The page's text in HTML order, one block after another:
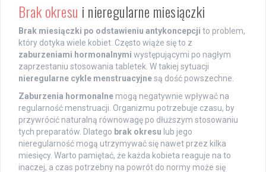
Brak okresu i nieregularne miesiączki
Brak miesiączki po odstawieniu antykoncepcji to problem,
który dotyka wiele kobiet. Często wiąże się to z
zaburzeniami hormonalnymi występującymi po nagłym
zaprzestaniu stosowania tabletek. W takiej sytuacji
nieregularne cykle menstruacyjnesą dość powszechne.
Zaburzenia hormonalne mogą negatywnie wpływać na
regularność menstruacji. Organizmu potrzebuje czasu, by
przywrócić naturalną równowagę po dłuższym stosowaniu
tych preparatów. Dlatego brak okresu lub jego
nieregularność mogą utrzymywać się nawet przez kilka
miesięcy. Warto pamiętać, że każda kobieta reaguje na to
inaczej, a czas potrzebny na powrót do normy może się